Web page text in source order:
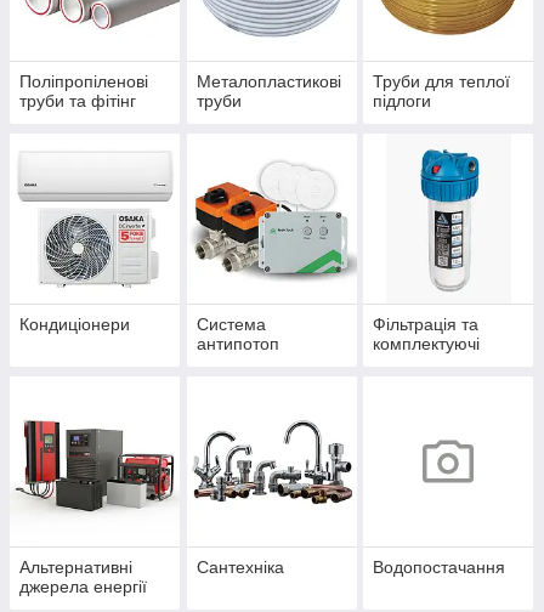
Поліпропіленові
труби та фітінг
Металопластикові
труби
Труби для теплої
підлоги
Кондиціонери
Система
антипотоп
Фільтрація та
комплектуючі
Альтернативні
джерела енергії
Сантехніка Водопостачання